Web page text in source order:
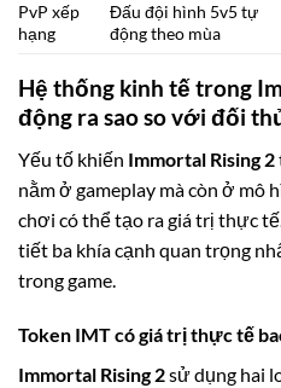
PvP xếp
hạng
Đấu đội hình 5v5 tự
động theo mùa
Hệ thống kinh tế trong
động ra sao so với đối
Yếu tố khiến Immortal Rising 2
nằm ở gameplay mà còn ở mô
chơi có thể tạo ra giá trị thực
tiết ba khía cạnh quan trọng
trong game.
Token IMT có giá trị thực tế
Immortal Rising 2sử dụng hai